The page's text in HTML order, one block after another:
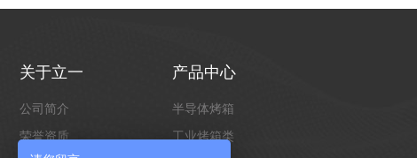
关于立一
公司简介
荣誉资质
产品中心
半导体烤箱
工业烤箱类